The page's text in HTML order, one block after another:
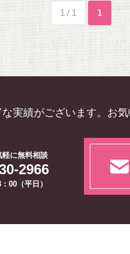
1 / 1 1
実績がございます。お気
軽に無料相談
2966
00（平日）